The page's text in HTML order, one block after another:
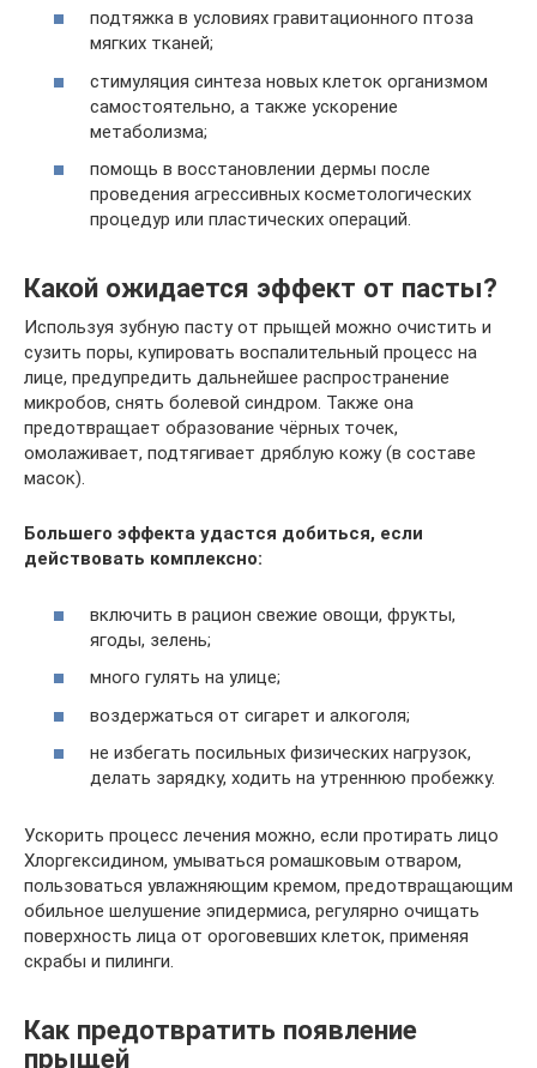
подтяжка в условиях гравитационного птоза
мягких тканей;
стимуляция синтеза новых клеток организмом
самостоятельно, а также ускорение
метаболизма;
помощь в восстановлении дермы после
проведения агрессивных косметологических
процедур или пластических операций.
Какой ожидается эффект от пасты?
Используя зубную пасту от прыщей можно очистить и
сузить поры, купировать воспалительный процесс на
лице, предупредить дальнейшее распространение
микробов, снять болевой синдром. Также она
предотвращает образование чёрных точек,
омолаживает, подтягивает дряблую кожу (в составе
масок).
Большего эффекта удастся добиться, если
действовать комплексно:
включить в рацион свежие овощи, фрукты,
ягоды, зелень;
много гулять на улице;
воздержаться от сигарет и алкоголя;
не избегать посильных физических нагрузок,
делать зарядку, ходить на утреннюю пробежку.
Ускорить процесс лечения можно, если протирать лицо
Хлоргексидином, умываться ромашковым отваром,
пользоваться увлажняющим кремом, предотвращающим
обильное шелушение эпидермиса, регулярно очищать
поверхность лица от ороговевших клеток, применяя
скрабы и пилинги.
Как предотвратить появление
прыщей